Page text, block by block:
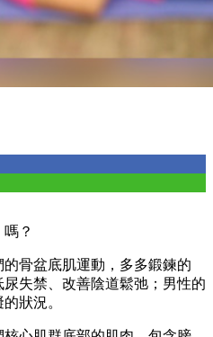
？
的骨盆底肌運動，多多鍛鍊的
失禁、改善陰道鬆弛；男性的
狀況。